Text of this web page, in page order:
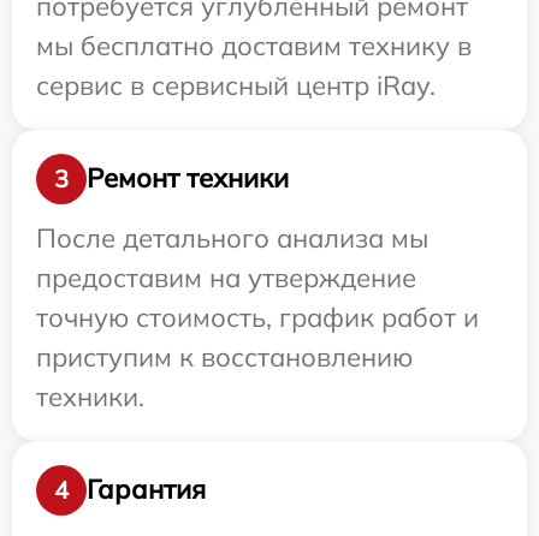
мы бесплатно доставим технику в
сервис в сервисный центр iRay.
3
Ремонт техники
После детального анализа мы
предоставим на утверждение
точную стоимость, график работ и
приступим к восстановлению
техники.
4
Гарантия